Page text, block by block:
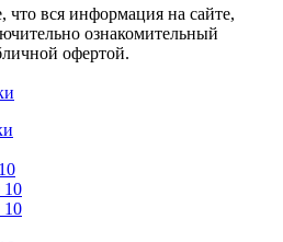
вся информация на сайте,
ознакомительный
офертой.
10
10